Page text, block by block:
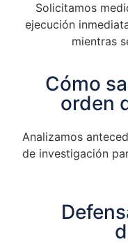
Solicitamos
ejecución
mientras
Cómo
orden
Analizamos
de investigación